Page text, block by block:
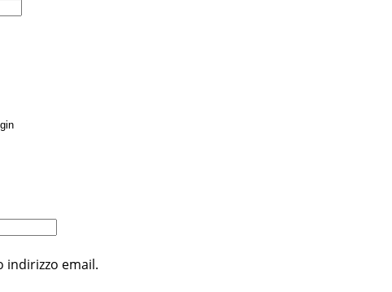
indirizzo email.